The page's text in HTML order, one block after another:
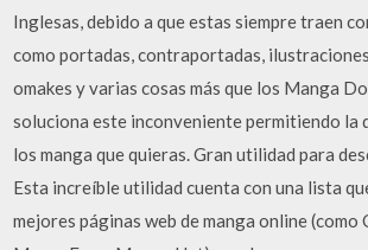
Inglesas, debido a que estas siempre traen
como portadas, contraportadas,
omakes y varias cosas más que los Manga
soluciona este inconveniente permitiendo la
los manga que quieras. Gran utilidad para
Esta increíble utilidad cuenta con una lista
mejores páginas web de manga online (como